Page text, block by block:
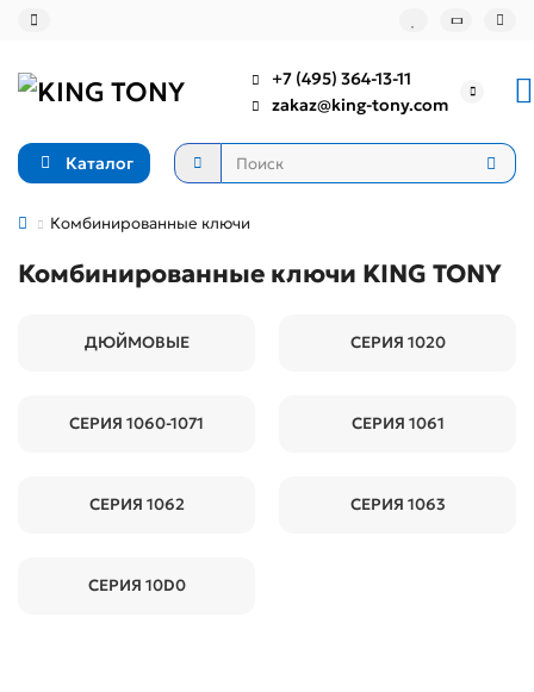
+7 (495) 364-13-11
zakaz@king-tony.com
Каталог
Комбинированные ключи
Комбинированные ключи KING TONY
ДЮЙМОВЫЕ СЕРИЯ 1020
СЕРИЯ 1060-1071 СЕРИЯ 1061
СЕРИЯ 1062 СЕРИЯ 1063
СЕРИЯ 10D0